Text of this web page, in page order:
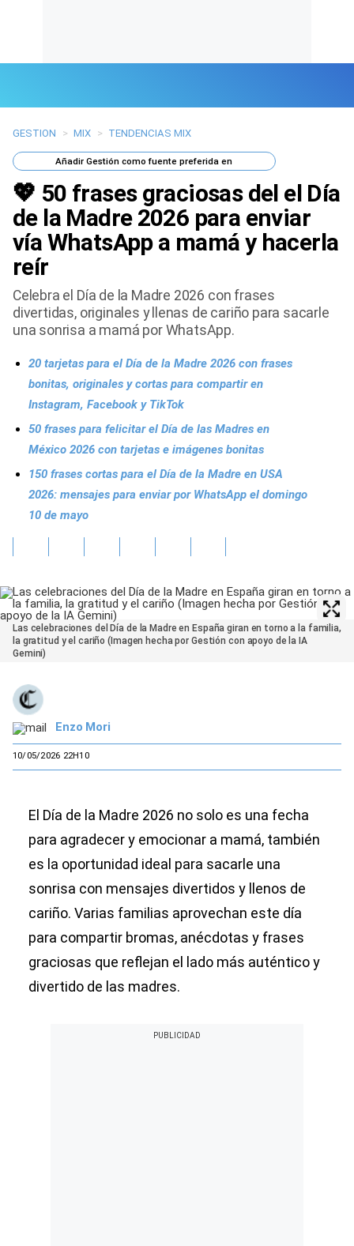
Últimas Noticias
Mi Bolsillo
Respuestas
Gente
Tendencias Mix
GESTION > MIX > TENDENCIAS MIX
AñadirGestión como fuente preferida en
💖 50 frases graciosas del el Día
de la Madre 2026 para enviar
vía WhatsApp a mamá y hacerla
reír
Celebra el Día de la Madre 2026 con frases
divertidas, originales y llenas de cariño para sacarle
una sonrisa a mamá por WhatsApp.
20 tarjetas para el Día de la Madre 2026 con frases
bonitas, originales y cortas para compartir en
Instagram, Facebook y TikTok
50 frases para felicitar el Día de las Madres en
México 2026 con tarjetas e imágenes bonitas
150 frases cortas para el Día de la Madre en USA
2026: mensajes para enviar por WhatsApp el domingo
10 de mayo
Las celebraciones del Día de la Madre en España giran en torno a la familia,
la gratitud y el cariño (Imagen hecha por Gestión con apoyo de la IA
Gemini)
Enzo Mori
10/05/2026 22H10
El Día de la Madre 2026 no solo es una fecha
para agradecer y emocionar a mamá, también
es la oportunidad ideal para sacarle una
sonrisa con mensajes divertidos y llenos de
cariño. Varias familias aprovechan este día
para compartir bromas, anécdotas y frases
graciosas que reflejan el lado más auténtico y
divertido de las madres.